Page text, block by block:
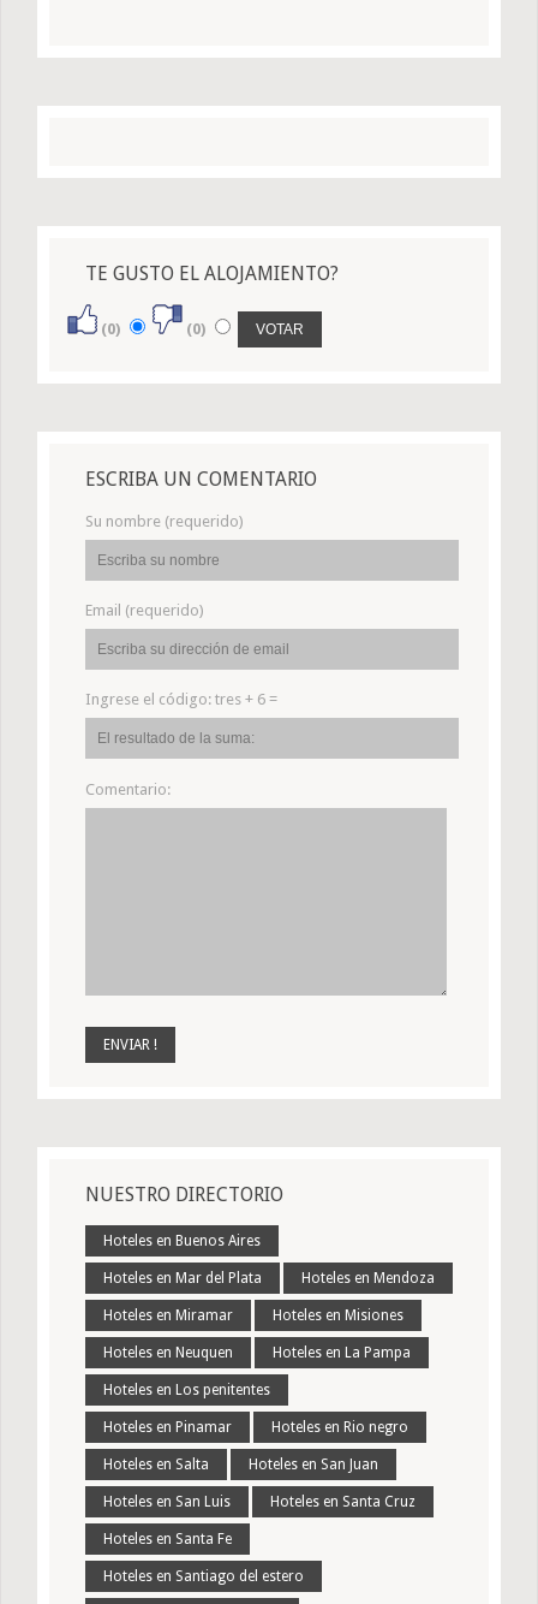
TE GUSTO EL ALOJAMIENTO?
(0) (0)
ESCRIBA UN COMENTARIO
Su nombre (requerido)
Email (requerido)
Ingrese el código: tres + 6 =
Comentario:
NUESTRO DIRECTORIO
Hoteles en Buenos Aires
Hoteles en Mar del Plata Hoteles en Mendoza
Hoteles en Miramar Hoteles en Misiones
Hoteles en Neuquen Hoteles en La Pampa
Hoteles en Los penitentes
Hoteles en Pinamar Hoteles en Rio negro
Hoteles en Salta Hoteles en San Juan
Hoteles en San Luis Hoteles en Santa Cruz
Hoteles en Santa Fe
Hoteles en Santiago del estero